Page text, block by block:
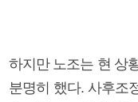
하지만 노조는 현 상
분명히 했다. 사후조